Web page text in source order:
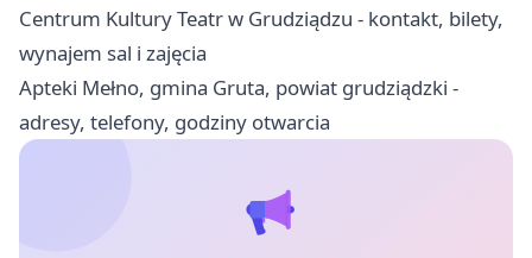
Centrum Kultury Teatr w Grudziądzu - kontakt, bilety,
wynajem sal i zajęcia
Apteki Mełno, gmina Gruta, powiat grudziądzki -
adresy, telefony, godziny otwarcia